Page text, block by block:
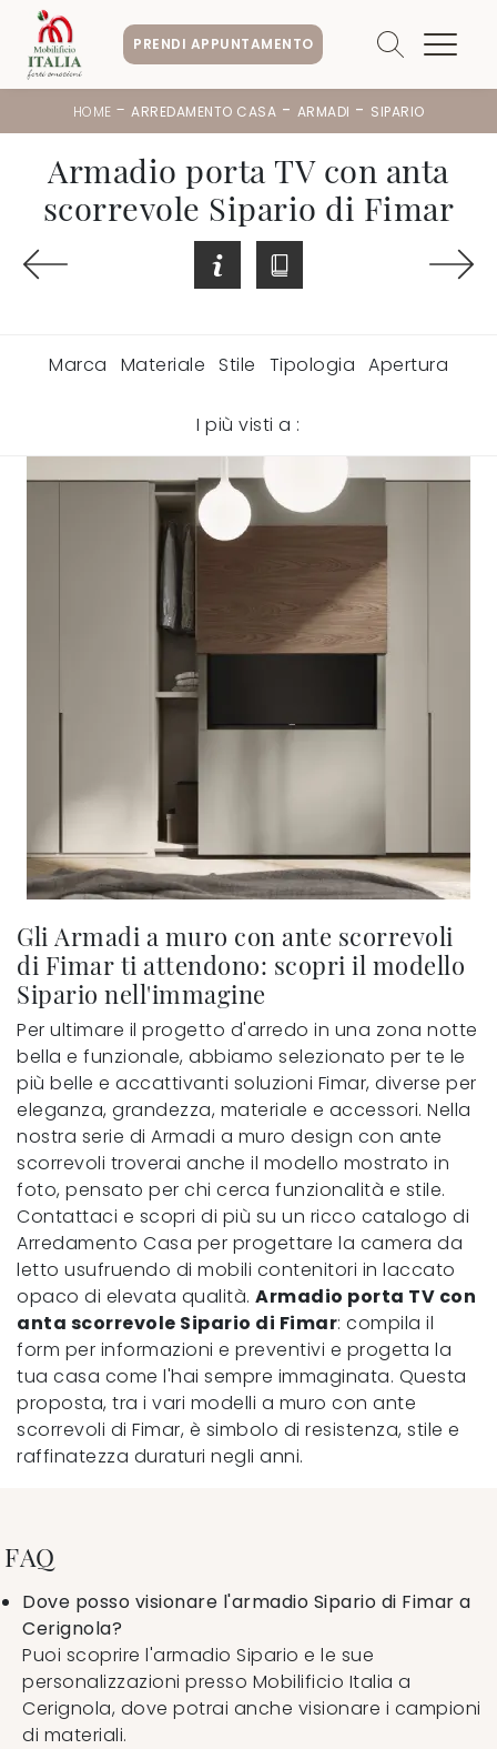
PRENDI APPUNTAMENTO
HOME - ARREDAMENTO CASA - ARMADI - SIPARIO
Armadio porta TV con anta
scorrevole Sipario di Fimar
Marca Materiale Stile Tipologia Apertura
I più visti a :
Gli Armadi a muro con ante scorrevoli
di Fimar ti attendono: scopri il modello
Sipario nell'immagine
Per ultimare il progetto d'arredo in una zona notte
bella e funzionale, abbiamo selezionato per te le
più belle e accattivanti soluzioni Fimar, diverse per
eleganza, grandezza, materiale e accessori. Nella
nostra serie di Armadi a muro design con ante
scorrevoli troverai anche il modello mostrato in
foto, pensato per chi cerca funzionalità e stile.
Contattaci e scopri di più su un ricco catalogo di
Arredamento Casa per progettare la camera da
letto usufruendo di mobili contenitori in laccato
opaco di elevata qualità. Armadio porta TV con
anta scorrevole Sipario di Fimar: compila il
form per informazioni e preventivi e progetta la
tua casa come l'hai sempre immaginata. Questa
proposta, tra i vari modelli a muro con ante
scorrevoli di Fimar, è simbolo di resistenza, stile e
raffinatezza duraturi negli anni.
FAQ
Dove posso visionare l'armadio Sipario di Fimar a
Cerignola?
Puoi scoprire l'armadio Sipario e le sue
personalizzazioni presso Mobilificio Italia a
Cerignola, dove potrai anche visionare i campioni
di materiali.